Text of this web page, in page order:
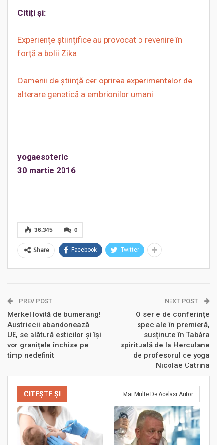
Citiți și:
Experienţe ştiinţifice au provocat o revenire în
forţă a bolii Zika
Oamenii de ştiinţă cer oprirea experimentelor de
alterare genetică a embrionilor umani
yogaesoteric
30 martie 2016
0
36.345
Share Facebook Twitter
PREV POST
Merkel lovită de bumerang!
Austriecii abandonează
UE, se alătură esticilor şi îşi
vor granițele închise pe
timp nedefinit
NEXT POST
O serie de conferințe
speciale în premieră,
susținute în Tabăra
spirituală de la Herculane
de profesorul de yoga
Nicolae Catrina
CITEȘTE ȘI Mai Multe De Acelasi Autor